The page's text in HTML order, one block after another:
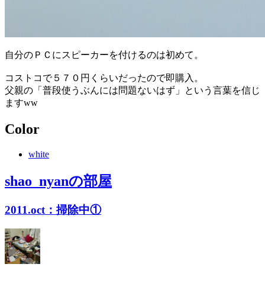
自分のＰＣにスピーカーを付けるのは初めて。
コストコで５７０円くらいだったので即購入。
父親の「普段使うぶんには問題ないはず」という言葉を信じ
ますww
Color
white
shao_nyanの部屋
2011.oct：掃除中①